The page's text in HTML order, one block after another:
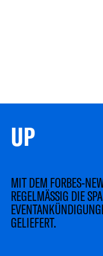
UP
MIT DEM FORBES-
REGELMÄSSIG DIE
GELIEFERT.